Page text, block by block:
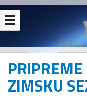
☰
ZIMSKU